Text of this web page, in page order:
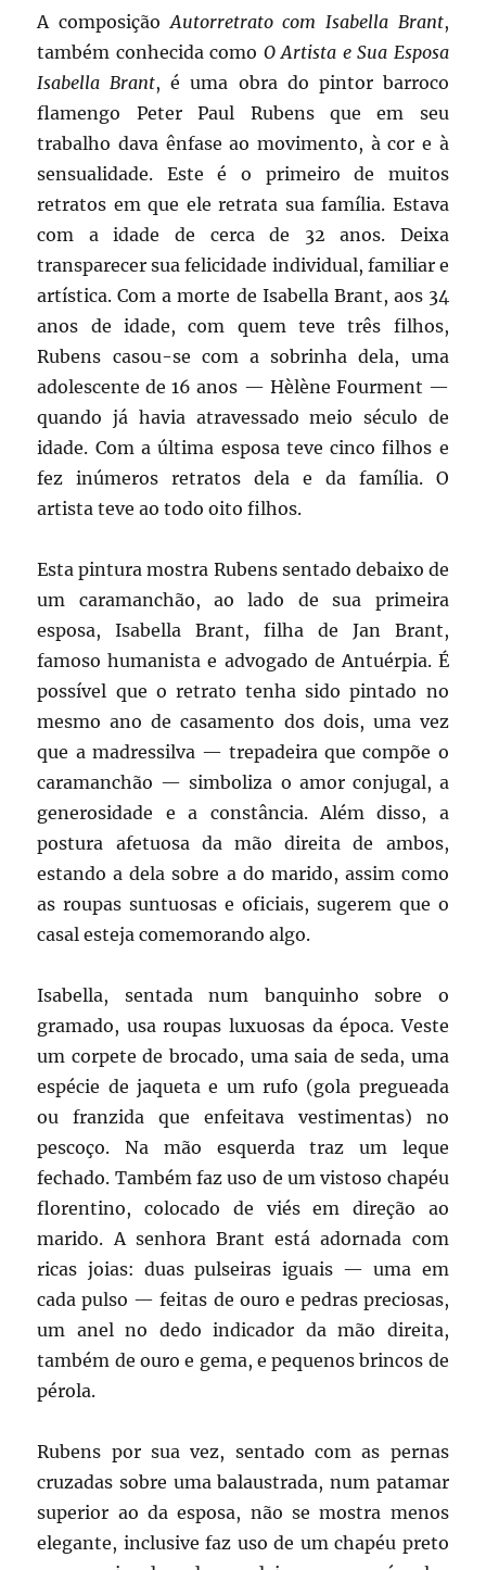
A composição Autorretrato com Isabella Brant,
também conhecida como O Artista e Sua Esposa
Isabella Brant, é uma obra do pintor barroco
flamengo Peter Paul Rubens que em seu
trabalho dava ênfase ao movimento, à cor e à
sensualidade. Este é o primeiro de muitos
retratos em que ele retrata sua família. Estava
com a idade de cerca de 32 anos. Deixa
transparecer sua felicidade individual, familiar e
artística. Com a morte de Isabella Brant, aos 34
anos de idade, com quem teve três filhos,
Rubens casou-se com a sobrinha dela, uma
adolescente de 16 anos — Hèlène Fourment —
quando já havia atravessado meio século de
idade. Com a última esposa teve cinco filhos e
fez inúmeros retratos dela e da família. O
artista teve ao todo oito filhos.
Esta pintura mostra Rubens sentado debaixo de
um caramanchão, ao lado de sua primeira
esposa, Isabella Brant, filha de Jan Brant,
famoso humanista e advogado de Antuérpia. É
possível que o retrato tenha sido pintado no
mesmo ano de casamento dos dois, uma vez
que a madressilva — trepadeira que compõe o
caramanchão — simboliza o amor conjugal, a
generosidade e a constância. Além disso, a
postura afetuosa da mão direita de ambos,
estando a dela sobre a do marido, assim como
as roupas suntuosas e oficiais, sugerem que o
casal esteja comemorando algo.
Isabella, sentada num banquinho sobre o
gramado, usa roupas luxuosas da época. Veste
um corpete de brocado, uma saia de seda, uma
espécie de jaqueta e um rufo (gola pregueada
ou franzida que enfeitava vestimentas) no
pescoço. Na mão esquerda traz um leque
fechado. Também faz uso de um vistoso chapéu
florentino, colocado de viés em direção ao
marido. A senhora Brant está adornada com
ricas joias: duas pulseiras iguais — uma em
cada pulso — feitas de ouro e pedras preciosas,
um anel no dedo indicador da mão direita,
também de ouro e gema, e pequenos brincos de
pérola.
Rubens por sua vez, sentado com as pernas
cruzadas sobre uma balaustrada, num patamar
superior ao da esposa, não se mostra menos
elegante, inclusive faz uso de um chapéu preto